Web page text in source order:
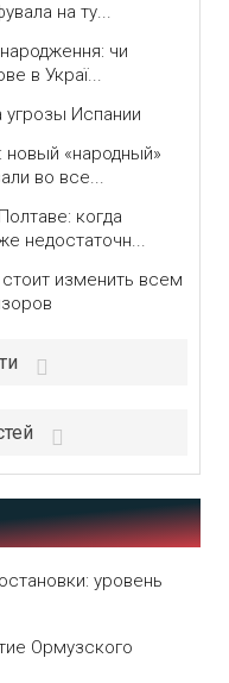
на ту...
чи
в Украї...
угрозы Испании
новый «народный»
во все...
когда
недостаточн...
изменить всем
уровень
Ормузского